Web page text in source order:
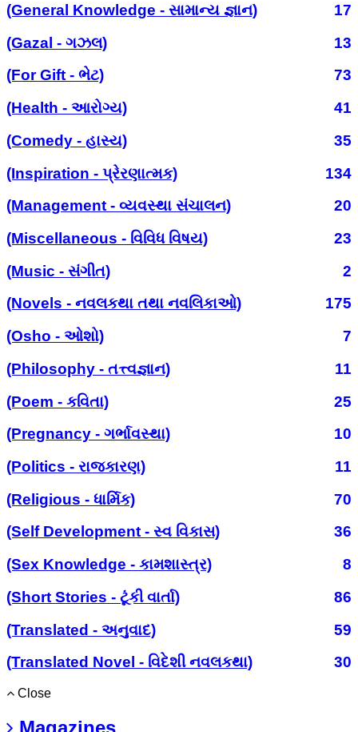
(General Knowledge - સામાન્ય જ્ઞાન)
17
(Gazal - ગઝલ)
13
(For Gift - ભેટ)
73
(Health - આરોગ્ય)
41
(Comedy - હાસ્ય)
35
(Inspiration - પ્રેરણાત્મક)
134
(Management - વ્યવસ્થા સંચાલન)
20
(Miscellaneous - વિવિધ વિષય)
23
(Music - સંગીત)
2
(Novels - નવલકથા તથા નવલિકાઓ)
175
(Osho - ઓશો)
7
(Philosophy - તત્ત્વજ્ઞાન)
11
(Poem - કવિતા)
25
(Pregnancy - ગર્ભાવસ્થા)
10
(Politics - રાજકારણ)
11
(Religious - ધાર્મિક)
70
(Self Development - સ્વ વિકાસ)
36
(Sex Knowledge - કામશાસ્ત્ર)
8
(Short Stories - ટૂંકી વાર્તા)
86
(Translated - અનુવાદ)
59
(Translated Novel - વિદેશી નવલકથા)
30
Close
Magazines